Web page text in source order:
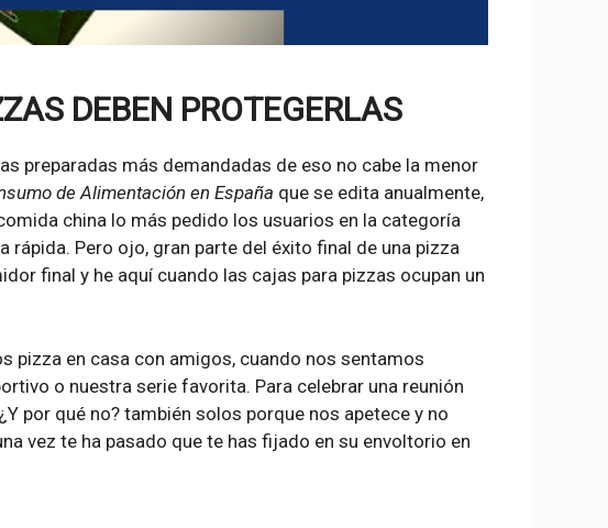
DEBEN PROTEGERLAS
preparadas más demandadas de eso no cabe la menor
de Alimentación en España que se edita anualmente,
china lo más pedido los usuarios en la categoría
Pero ojo, gran parte del éxito final de una pizza
final y he aquí cuando las cajas para pizzas ocupan un
pizza en casa con amigos, cuando nos sentamos
o nuestra serie favorita. Para celebrar una reunión
por qué no? también solos porque nos apetece y no
vez te ha pasado que te has fijado en su envoltorio en